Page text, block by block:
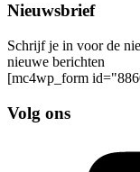
Nieuwsbrief
Schrijf je in voor de
nieuwe berichten
[mc4wp_form
Volg ons